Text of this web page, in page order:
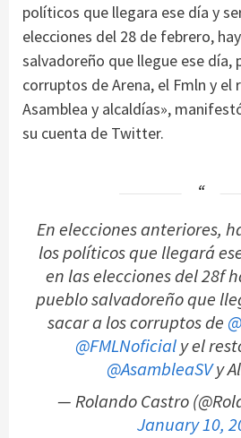
políticos que llegara ese día y
elecciones del 28 de febrero,
salvadoreño que llegue ese día,
corruptos de Arena, el Fmln y el
Asamblea y alcaldías»,
su cuenta de Twitter.
En elecciones anteriores,
los políticos que llegará
en las elecciones del 28f
pueblo salvadoreño que
sacar a los corruptos de
@FMLNoficialy el
@AsambleaSVy
— Rolando Castro
January 10,